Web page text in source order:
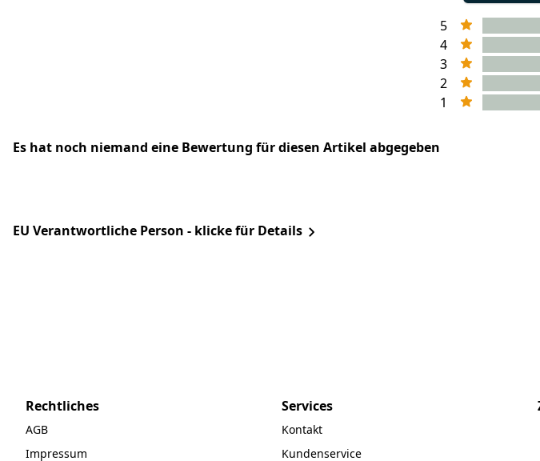
5
4
3
2
1
Es hat noch niemand eine Bewertung für diesen Artikel abgegeben
EU Verantwortliche Person - klicke für Details
Rechtliches
AGB
Impressum
Services
Kontakt
Kundenservice